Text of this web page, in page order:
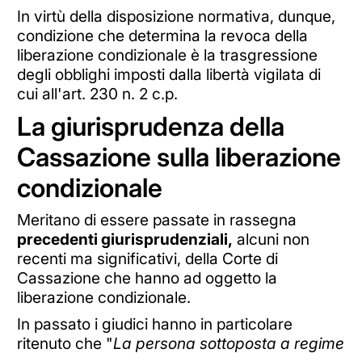
In virtù della disposizione normativa, dunque,
condizione che determina la revoca della
liberazione condizionale è la trasgressione
degli obblighi imposti dalla libertà vigilata di
cui all'art. 230 n. 2 c.p.
La giurisprudenza della
Cassazione sulla liberazione
condizionale
Meritano di essere passate in rassegna
precedenti giurisprudenziali, alcuni non
recenti ma significativi, della Corte di
Cassazione che hanno ad oggetto la
liberazione condizionale.
In passato i giudici hanno in particolare
ritenuto che "La persona sottoposta a regime